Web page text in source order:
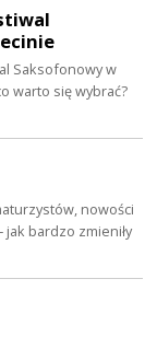
Saksofonowy w
warto się wybrać?
nowości
bardzo zmieniły